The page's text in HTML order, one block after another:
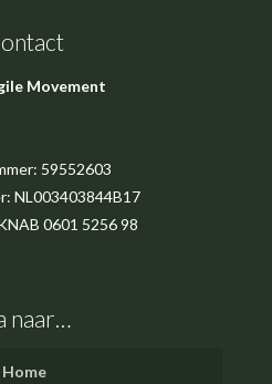
Movement
59552603
NL003403844B17
0601 5256 98
naar…
Home